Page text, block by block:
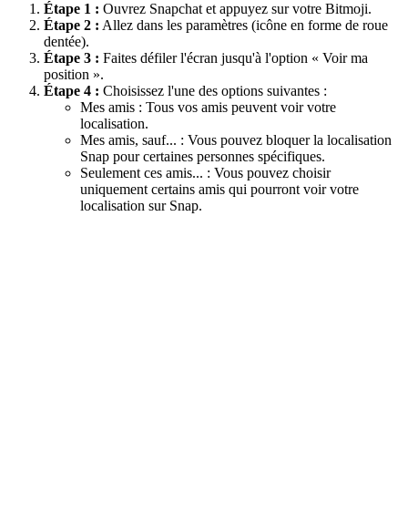
Étape 1 : Ouvrez Snapchat et appuyez sur votre Bitmoji.
Étape 2 : Allez dans les paramètres (icône en forme de roue
dentée).
Étape 3 : Faites défiler l'écran jusqu'à l'option « Voir ma
position ».
Étape 4 : Choisissez l'une des options suivantes :
Mes amis : Tous vos amis peuvent voir votre
localisation.
Mes amis, sauf... : Vous pouvez bloquer la localisation
Snap pour certaines personnes spécifiques.
Seulement ces amis... : Vous pouvez choisir
uniquement certains amis qui pourront voir votre
localisation sur Snap.